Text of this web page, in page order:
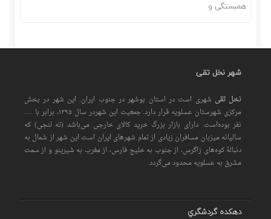
شهر نخل تقی
نخل تقی شهری است در استان بوشهر در جنوب ایران. این شهر در بخش
مرکزی شهرستان عسلویه قرار دارد. جمعیت این شهردر سال ۱۳۹۵، برابر با ….
نفر بوده‌است. دارای بازار بزرگ خرید کالای خارجی می‌باشد (ته لنجی) که
سالیانه میزبان مسافران زیادی از تمام شهرهای ایران است اين شهر از شمال به
دنبالهٔ کوه‌های زاگرس، از جنوب به خلیج فارس، از مغرب به شیرینو و از سمت
مشرق به عسلویه محدود می‌گردد.
دهكده گردشگري